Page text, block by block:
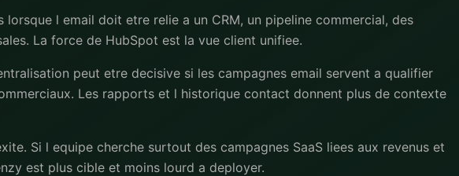
l email doit etre relie a un CRM, un pipeline commercial, des
La force de HubSpot est la vue client unifiee.
peut etre decisive si les campagnes email servent a qualifier
Les rapports et l historique contact donnent plus de contexte
Si l equipe cherche surtout des campagnes SaaS liees aux revenus et
est plus cible et moins lourd a deployer.